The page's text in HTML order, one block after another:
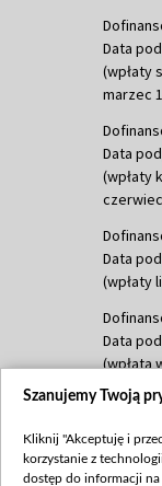
Data
(wpłaty
marzec
Data
(wpłaty
Data
(wpłaty
Data
(wpłata
(wpłata
mln,
Szanujemy Twoją
Kliknij "Akceptuję i
korzystanie z
dostęp do informacji